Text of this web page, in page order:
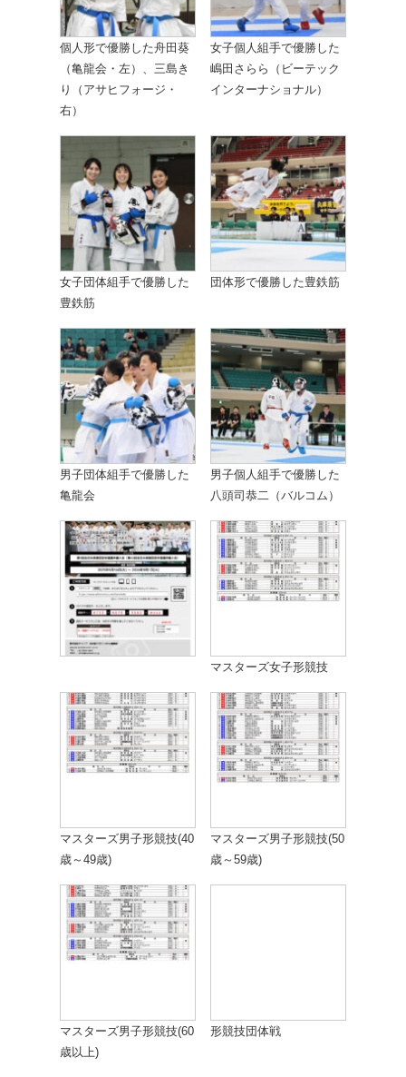
個人形で優勝した舟田葵
（亀龍会・左）、三島き
り（アサヒフォージ・
右）
女子個人組手で優勝した
嶋田さらら（ビーテック
インターナショナル）
女子団体組手で優勝した
豊鉄筋
団体形で優勝した豊鉄筋
男子団体組手で優勝した
亀龍会
男子個人組手で優勝した
八頭司恭二（バルコム）
マスターズ女子形競技
マスターズ男子形競技(40
歳～49歳)
マスターズ男子形競技(50
歳～59歳)
マスターズ男子形競技(60
歳以上)
形競技団体戦